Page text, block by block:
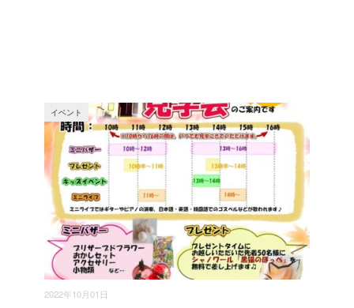
2022年10月01日
イベント